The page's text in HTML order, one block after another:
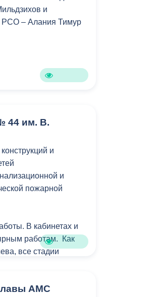
коррупции
ситуациях
строительство
юридическая помощь
и
РСО – Алания Тимур
44 им. В.
и
и
пожарной
В кабинетах и
работам. Как
все стадии
оснастить
АМС